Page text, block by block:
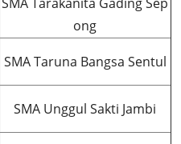
ong
SMA Taruna Bangsa Sentul
SMA Unggul Sakti Jambi